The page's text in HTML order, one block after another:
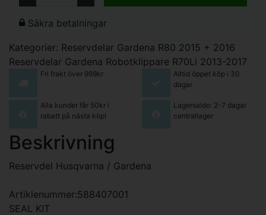
Säkra betalningar
Kategorier: Reservdelar Gardena R80 2015 + 2016
Reservdelar Gardena Robotklippare R70Li 2013-2017
Fri frakt över 999kr
Alltid öppet köp i 30
dagar
Alla kunder får 50kr i
rabatt på nästa köp!
Lagersaldo: 2-7 dagar
centrallager
Beskrivning
Reservdel Husqvarna / Gardena
Artiklenummer:588407001
SEAL KIT